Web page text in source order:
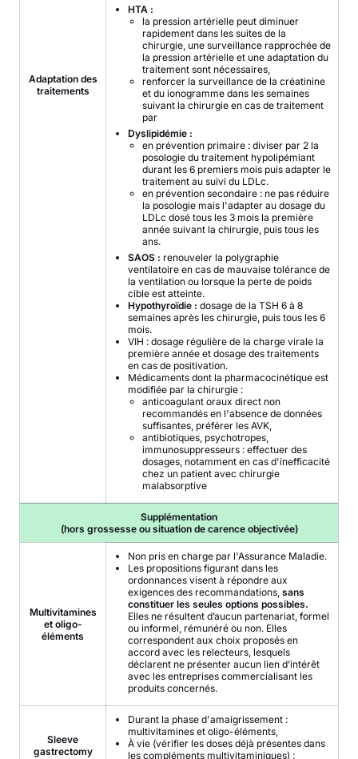
Adaptation des
traitements
HTA :
la pression artérielle peut diminuer
rapidement dans les suites de la
chirurgie, une surveillance rapprochée de
la pression artérielle et une adaptation du
traitement sont nécessaires,
renforcer la surveillance de la créatinine
et du ionogramme dans les semaines
suivant la chirurgie en cas de traitement
par
Dyslipidémie :
en prévention primaire : diviser par 2 la
posologie du traitement hypolipémiant
durant les 6 premiers mois puis adapter le
traitement au suivi du LDLc.
en prévention secondaire : ne pas réduire
la posologie mais l'adapter au dosage du
LDLc dosé tous les 3 mois la première
année suivant la chirurgie, puis tous les
ans.
SAOS : renouveler la polygraphie
ventilatoire en cas de mauvaise tolérance de
la ventilation ou lorsque la perte de poids
cible est atteinte.
Hypothyroïdie : dosage de la TSH 6 à 8
semaines après les chirurgie, puis tous les 6
mois.
VIH : dosage régulière de la charge virale la
première année et dosage des traitements
en cas de positivation.
Médicaments dont la pharmacocinétique est
modifiée par la chirurgie :
anticoagulant oraux direct non
recommandés en l'absence de données
suffisantes, préférer les AVK,
antibiotiques, psychotropes,
immunosuppresseurs : effectuer des
dosages, notamment en cas d'inefficacité
chez un patient avec chirurgie
malabsorptive
Supplémentation
(hors grossesse ou situation de carence objectivée)
Multivitamines
et oligo-
éléments
Non pris en charge par l'Assurance Maladie.
Les propositions figurant dans les
ordonnances visent à répondre aux
exigences des recommandations, sans
constituer les seules options possibles.
Elles ne résultent d’aucun partenariat, formel
ou informel, rémunéré ou non. Elles
correspondent aux choix proposés en
accord avec les relecteurs, lesquels
déclarent ne présenter aucun lien d’intérêt
avec les entreprises commercialisant les
produits concernés.
Sleeve
gastrectomy
Durant la phase d'amaigrissement :
multivitamines et oligo-éléments,
À vie (vérifier les doses déjà présentes dans
les compléments multivitaminiques) :